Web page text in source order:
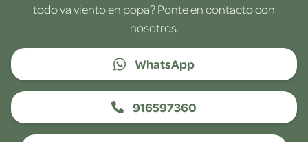
todo va viento en popa? Ponte en contacto con
nosotros.
WhatsApp
916597360